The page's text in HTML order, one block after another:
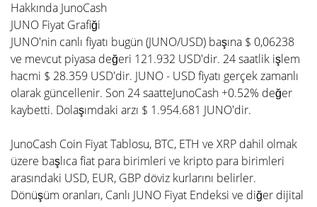
Hakkında JunoCash
JUNO Fiyat Grafiği
JUNO'nin canlı fiyatı bugün (JUNO/USD) başına $ 0,06238
ve mevcut piyasa değeri 121.932 USD'dir. 24 saatlik işlem
hacmi $ 28.359 USD'dir. JUNO - USD fiyatı gerçek zamanlı
olarak güncellenir. Son 24 saatteJunoCash +0.52% değer
kaybetti. Dolaşımdaki arzı $ 1.954.681 JUNO'dir.
JunoCash Coin Fiyat Tablosu, BTC, ETH ve XRP dahil olmak
üzere başlıca fiat para birimleri ve kripto para birimleri
arasındaki USD, EUR, GBP döviz kurlarını belirler.
Dönüşüm oranları, Canlı JUNO Fiyat Endeksi ve diğer dijital